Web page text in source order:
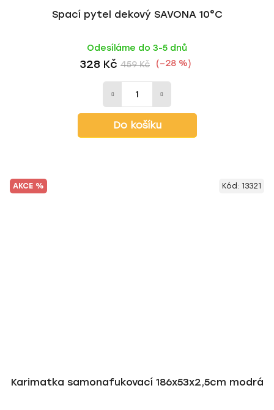
Spací pytel dekový SAVONA 10°C
Odesíláme do 3-5 dnů
328 Kč 459 Kč (–28 %)
Do košíku
AKCE %
Karimatka samonafukovací 186x53x2,5cm modrá
Kód: 13321